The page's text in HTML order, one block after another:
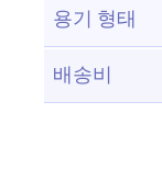
용기 형태
배송비